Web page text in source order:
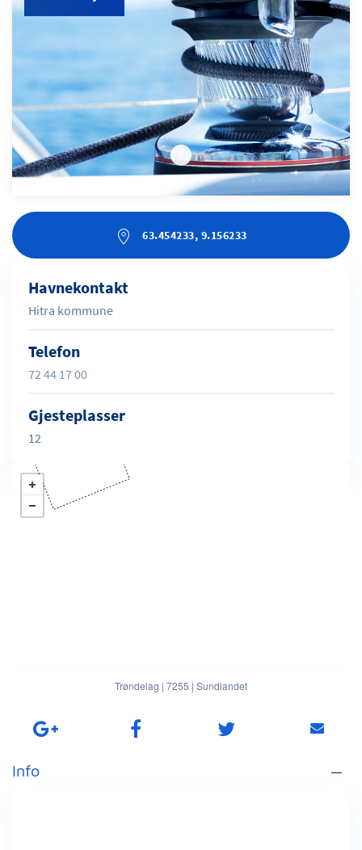
63.454233, 9.156233
Havnekontakt
Hitra kommune
Telefon
72 44 17 00
Gjesteplasser
12
Trøndelag | 7255 | Sundlandet
Info